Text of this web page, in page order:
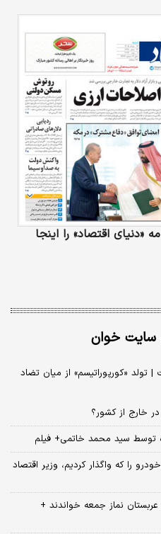
«دنیای‌ اقتصاد» را اینجا
سایت خوان
| تولد «کورپوراتیسم» از میان تضاد
خارج از کشور؟
توسط سید محمد خاتمی+ فیلم
را که واگذار کردیم، وزیر اقتصاد
عربستان نماز جمعه خواندند +